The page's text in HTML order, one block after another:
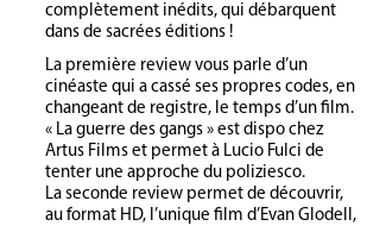
complètement inédits, qui débarquent
dans de sacrées éditions !
La première review vous parle d’un
cinéaste qui a cassé ses propres codes, en
changeant de registre, le temps d’un film.
« La guerre des gangs » est dispo chez
Artus Films et permet à Lucio Fulci de
tenter une approche du poliziesco.
La seconde review permet de découvrir,
au format HD, l’unique film d’Evan Glodell,